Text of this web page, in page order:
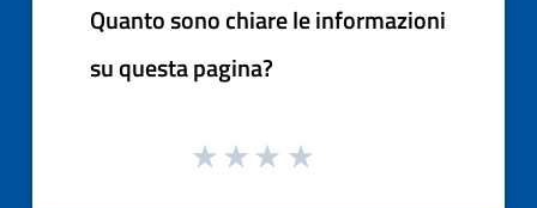
Quanto sono chiare le informazioni
su questa pagina?